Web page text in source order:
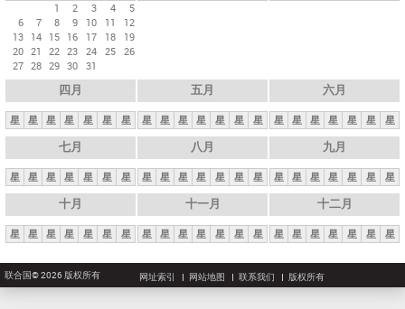
1
2 3 4
5
6
7 8 9 10 11
12
13 14 15 16 17 18
19
20 21 22 23 24 25 26
27 28 29 30 31
四月
星 星 星 星 星 星 星
五月
星 星 星 星 星 星 星
六月
星 星 星 星 星 星 星
七月
星 星 星 星 星 星 星
八月
星 星 星 星 星 星 星
九月
星 星 星 星 星 星 星
十月
星 星 星 星 星 星 星
十一月
星 星 星 星 星 星 星
十二月
星 星 星 星 星 星 星
联合国© 2026 版权所有 网址索引 网站地图 联系我们 版权所有